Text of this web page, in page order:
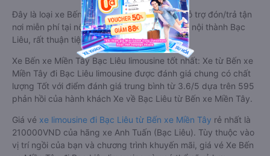
Đây là loại xe Bến xe Miền Tây Bạc Liêu có hỗ trợ đón/trả tận
nơi miễn phí tại nội thành Bến xe Miền Tây và nội thành Bạc
Liêu, rất thuận tiện cho du khách.
Xe Bến xe Miền Tây Bạc Liêu limousine tốt nhất: Xe từ Bến xe
Miền Tây đi Bạc Liêu limousine được đánh giá chung có chất
lượng Tốt với điểm đánh giá trung bình từ 3.6/5 dựa trên 595
phản hồi của hành khách Xe về Bạc Liêu từ Bến xe Miền Tây.
Giá vé xe limousine đi Bạc Liêu từ Bến xe Miền Tây rẻ nhất là
210000VND của hãng xe Anh Tuấn (Bạc Liêu). Tùy thuộc vào
vị trí ngồi của bạn và chương trình khuyến mãi, giá vé Xe Bến